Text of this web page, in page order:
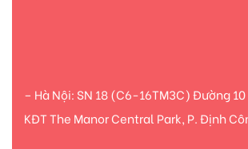
– Hà Nội: SN 18 (C6-16TM3C) Đường 10
KĐT The Manor Central Park, P. Định